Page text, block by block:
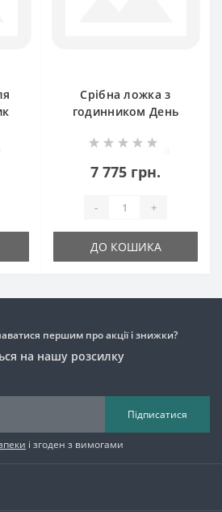
Срібна ложка з
годинником День
БР-0050881
7 775 грн.
- +
ДО КОШИКА
першим про акції і знижки?
на нашу розсилку
Підписатися
і згоден з вимогами